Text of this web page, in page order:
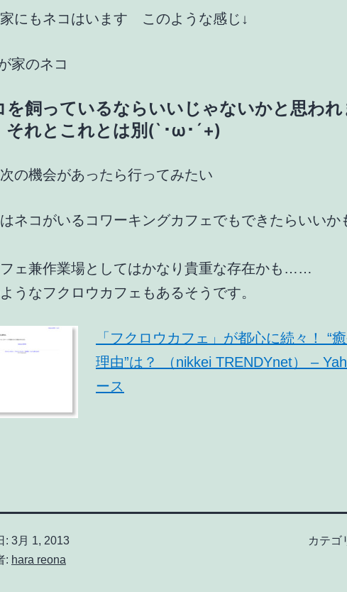
にもネコはいます このような感じ↓
を飼っているならいいじゃないかと思わ
それとこれとは別(`･ω･´+)
の機会があったら行ってみたい
ネコがいるコワーキングカフェでもできたらいいか
ェ兼作業場としてはかなり貴重な存在かも……
うなフクロウカフェもあるそうです。
「フクロウカフェ」が都心に続々！ “
理由”は？ （nikkei TRENDYnet） –
ース
: 3月 1, 2013
: hara reona
カテゴ